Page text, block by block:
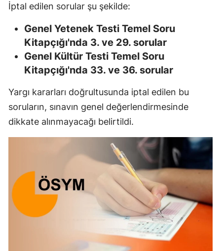
İptal edilen sorular şu şekilde:
Genel Yetenek Testi Temel Soru
Kitapçığı'nda 3. ve 29. sorular
Genel Kültür Testi Temel Soru
Kitapçığı'nda 33. ve 36. sorular
Yargı kararları doğrultusunda iptal edilen bu
soruların, sınavın genel değerlendirmesinde
dikkate alınmayacağı belirtildi.